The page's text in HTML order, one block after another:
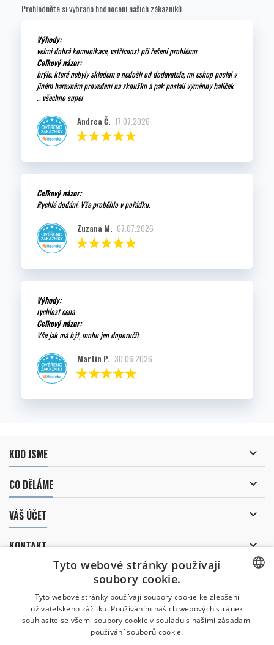
Prohlédněte si vybraná hodnocení našich zákazníků.
Výhody:
velmi dobrá komunikace, vstřícnost při řešení problému
Celkový názor:
brýle, které nebyly skladem a nedošli od dodavatele, mi eshop poslal v
jiném barevném provedení na zkoušku a pak poslali výměnný balíček
... všechno super
Andrea Č. 17.07.2026
Celkový názor:
Rychlé dodání. Vše proběhlo v pořádku.
Zuzana M. 07.07.2026
Výhody:
rychlost cena
Celkový názor:
Vše jak má být, mohu jen doporučit
Martin P. 30.06.2026
KDO JSME 
CO DĚLÁME 
VÁŠ ÚČET 
KONTAKT 
ODBĚR NOVINEK
Uděluji souhlas se
zpracováním osobních údajů.
CZECH
Tyto webové stránky používají
soubory cookie.
Tyto webové stránky používají soubory cookie ke zlepšení
uživatelského zážitku. Používáním našich webových stránek
souhlasíte se všemi soubory cookie v souladu s našimi zásadami
používání souborů cookie.